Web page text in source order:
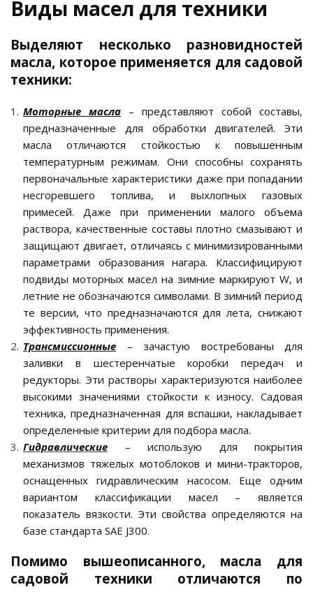
Виды масел для техники
Выделяют несколько разновидностей
масла, которое применяется для садовой
техники:
Моторные масла – представляют собой составы,
предназначенные для обработки двигателей. Эти
масла отличаются стойкостью к повышенным
температурным режимам. Они способны сохранять
первоначальные характеристики даже при попадании
несгоревшего топлива, и выхлопных газовых
примесей. Даже при применении малого объема
раствора, качественные составы плотно смазывают и
защищают двигает, отличаясь с минимизированными
параметрами образования нагара. Классифицируют
подвиды моторных масел на зимние маркируют W, и
летние не обозначаются символами. В зимний период
те версии, что предназначаются для лета, снижают
эффективность применения.
Трансмиссионные – зачастую востребованы для
заливки в шестеренчатые коробки передач и
редукторы. Эти растворы характеризуются наиболее
высокими значениями стойкости к износу. Садовая
техника, предназначенная для вспашки, накладывает
определенные критерии для подбора масла.
Гидравлические – использую для покрытия
механизмов тяжелых мотоблоков и мини-тракторов,
оснащенных гидравлическим насосом. Еще одним
вариантом классификации масел – является
показатель вязкости. Эти свойства определяются на
базе стандарта SAE J300.
Помимо вышеописанного, масла для
садовой техники отличаются по